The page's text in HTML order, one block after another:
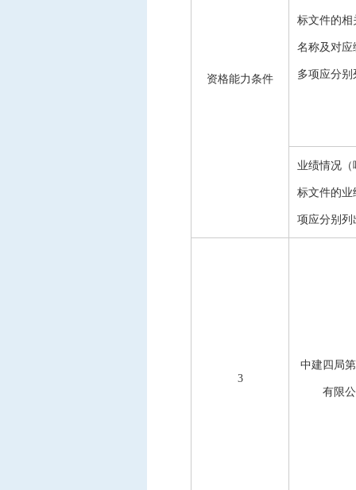
资格能力条件
标文件的相
名称及对应
多项应分别
业绩情况（
标文件的业
项应分别列
3
中建四局
有限